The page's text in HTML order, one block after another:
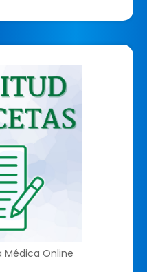
Online